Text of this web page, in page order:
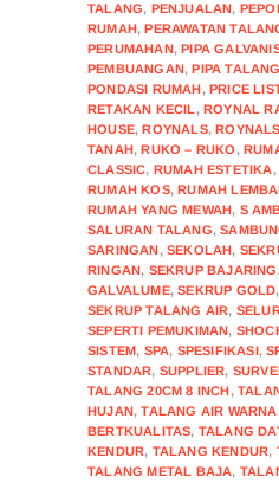
TALANG, PENJUALAN,
RUMAH,PERAWATAN
PERUMAHAN,PIPA
PEMBUANGAN,PIPA TALANG
PONDASI RUMAH,PRICE
RETAKAN KECIL ,ROYNAL
HOUSE,ROYNALS,
TANAH,RUKO – RUKO ,
CLASSIC, RUMAH ESTETIKA
RUMAH KOS,RUMAH
RUMAH YANG MEWAH, S
SALURAN TALANG,
SARINGAN,SEKOLAH,
RINGAN, SEKRUP
GALVALUME,SEKRUP GOLD,
SEKRUP TALANG AIR,
SEPERTI PEMUKIMAN,
SISTEM, SPA, SPESIFIKASI,
STANDAR, SUPPLIER,
TALANG 20CM 8 INCH,
HUJAN,TALANG AIR
BERTKUALITAS, TALANG
KENDUR, TALANG KENDUR,
TALANG METAL BAJA,